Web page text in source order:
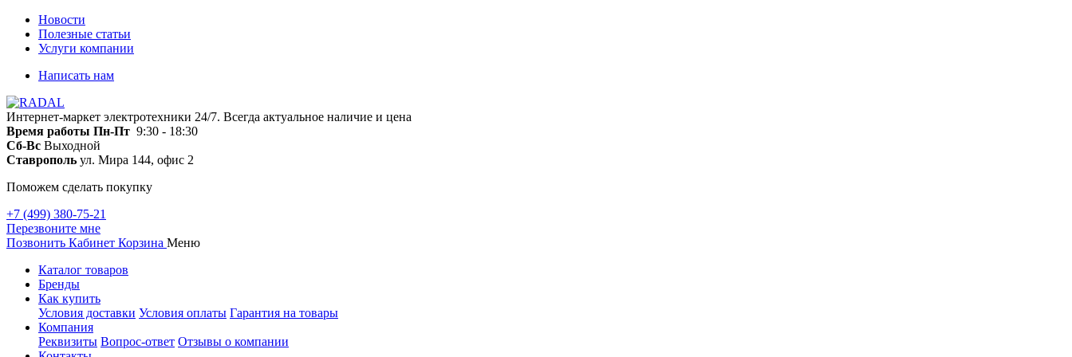
Новости
Полезные статьи
Услуги компании
Написать нам
Интернет-маркет электротехники 24/7. Всегда актуальное наличие и цена
Время работы Пн-Пт 9:30 - 18:30
Сб-Вс Выходной
Ставрополь ул. Мира 144, офис 2
Поможем сделать покупку
+7 (499) 380-75-21
Перезвоните мне
Позвонить Кабинет Корзина Меню
Каталог товаров
Бренды
Как купить
Условия доставки Условия оплаты Гарантия на товары
Компания
Реквизиты Вопрос-ответ Отзывы о компании